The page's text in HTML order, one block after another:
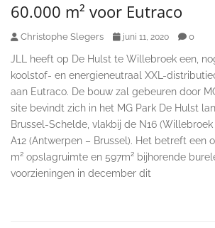
60.000 m² voor Eutraco
Christophe Slegers juni 11, 2020 0
JLL heeft op De Hulst te Willebroek een,
koolstof- en energieneutraal XXL-
aan Eutraco. De bouw zal gebeuren door
site bevindt zich in het MG Park De Hulst
Brussel-Schelde, vlakbij de N16
A12 (Antwerpen – Brussel). Het betreft een
m² opslagruimte en 597m² bijhorende
voorzieningen in december dit